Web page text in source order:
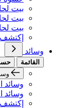
بيت
بيت
بيت
إكتشف
وسائد
القائمة
وسائد
وسائد
إكتشف